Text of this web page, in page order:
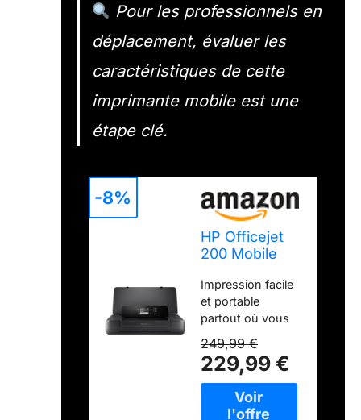
Pour les professionnels en
déplacement, évaluer les
caractéristiques de cette
imprimante mobile est une
étape clé.
HP Officejet
200 Mobile
Jets d'encres
Couleur 4800
x 1200 DPI A4
WiFi
Impression facile
et portable
partout où vous
imprimez
simplement
depuis votre
ordinateur
249,99 €
229,99 €
-8%